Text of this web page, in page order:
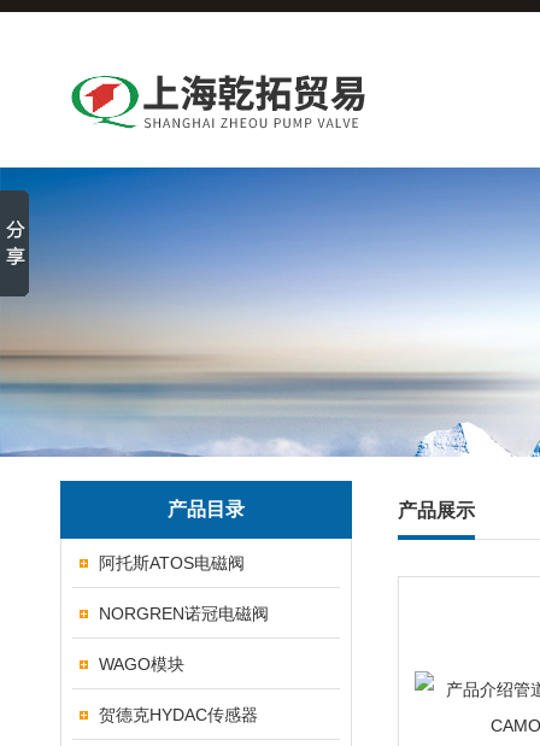
产品目录
阿托斯ATOS电磁阀
NORGREN诺冠电磁阀
WAGO模块
贺德克HYDAC传感器
产品展示